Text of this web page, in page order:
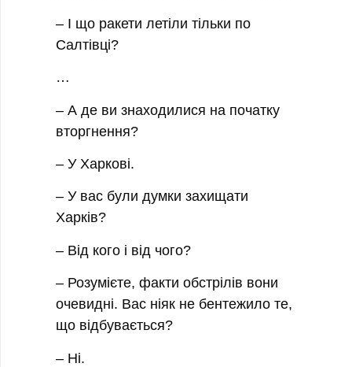
– І що ракети летіли тільки по
Салтівці?
…
– А де ви знаходилися на початку
вторгнення?
– У Харкові.
– У вас були думки захищати
Харків?
– Від кого і від чого?
– Розумієте, факти обстрілів вони
очевидні. Вас ніяк не бентежило те,
що відбувається?
– Ні.